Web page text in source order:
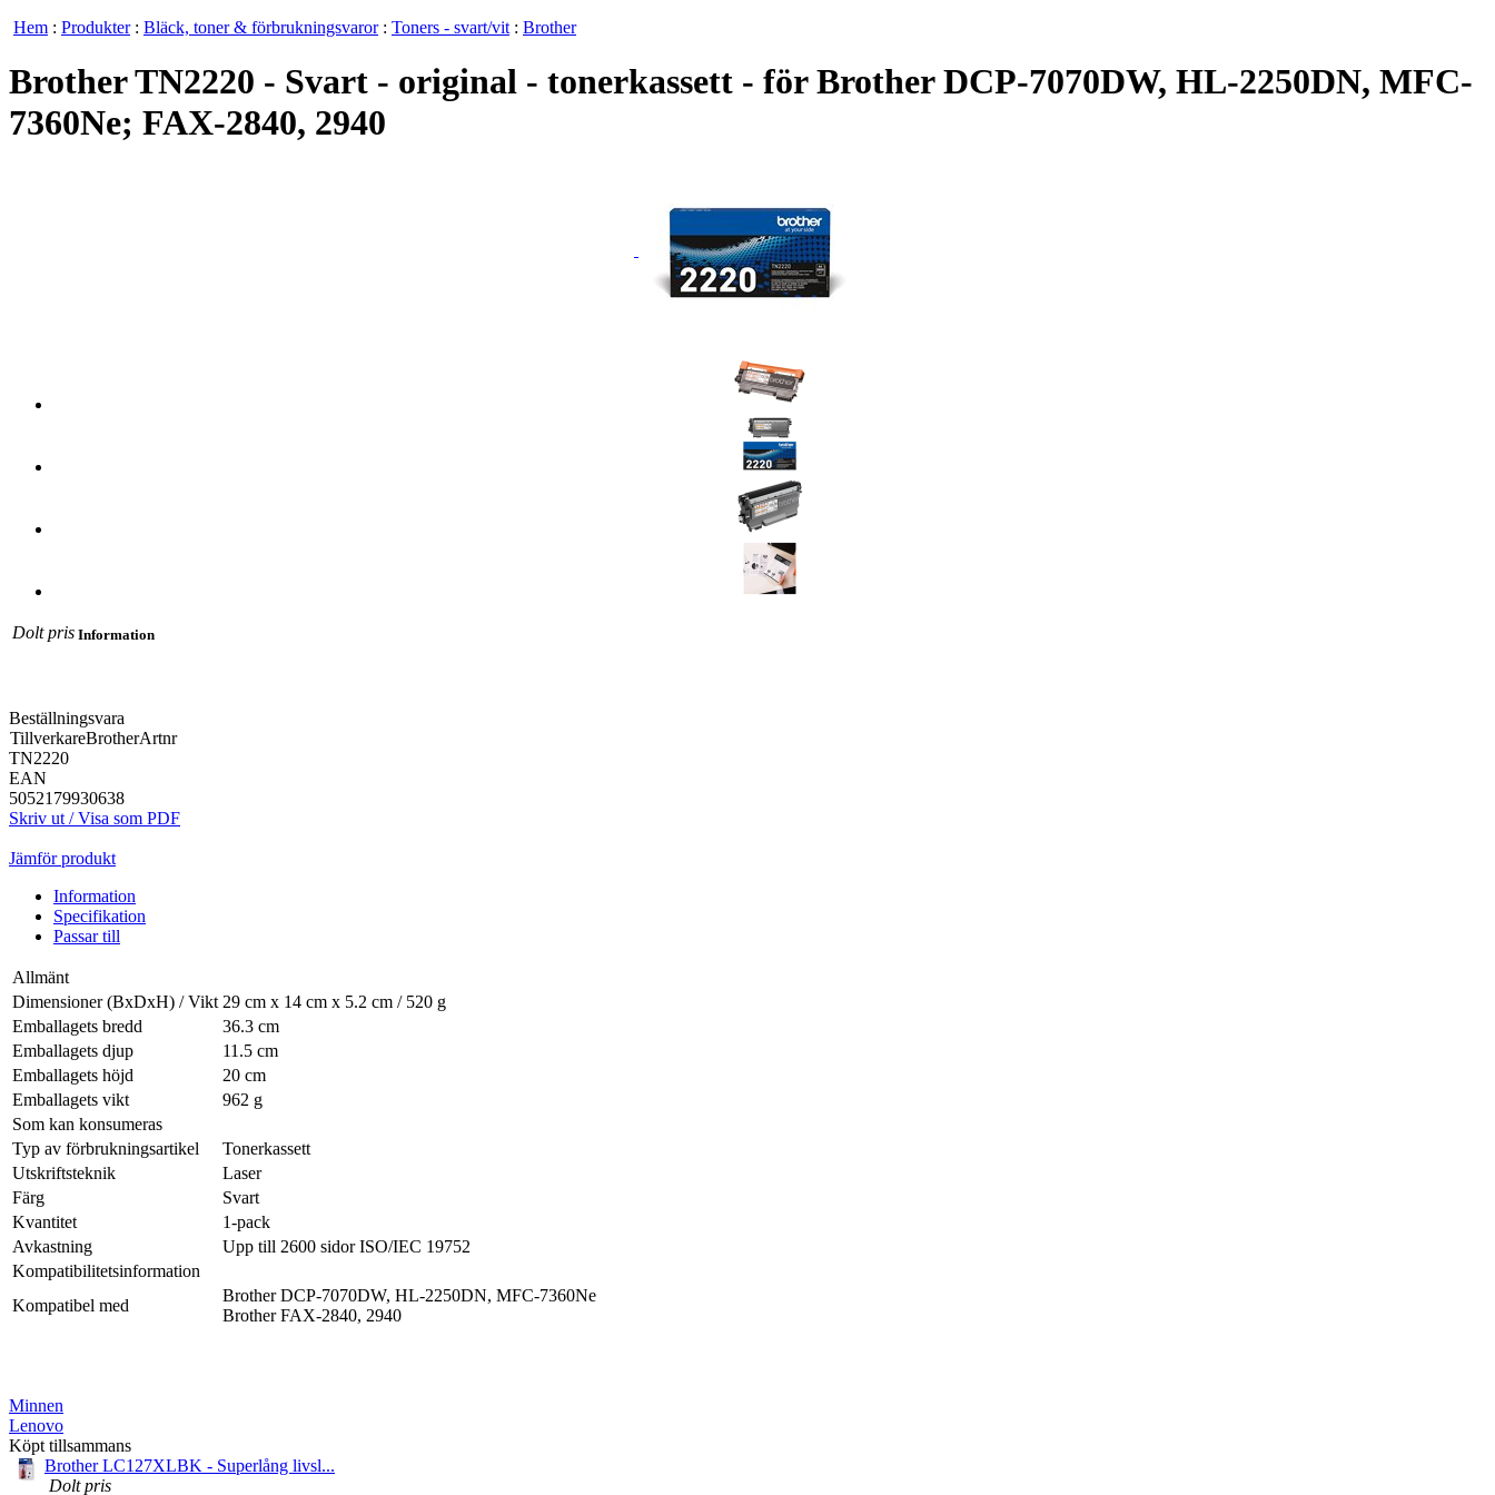
Hem : Produkter: Bläck, toner & förbrukningsvaror: Toners - svart/vit : Brother
Brother TN2220 - Svart - original - tonerkassett - för Brother DCP-7070DW, HL-2250DN, MFC-
7360Ne; FAX-2840, 2940
Dolt pris Information
Beställningsvara
TillverkareBrotherArtnr
TN2220
EAN
5052179930638
Skriv ut / Visa som PDF
Jämför produkt
Information
Specifikation
Passar till
Allmänt
Dimensioner (BxDxH) / Vikt 29 cm x 14 cm x 5.2 cm / 520 g
Emballagets bredd
36.3 cm
Emballagets djup
11.5 cm
Emballagets höjd
20 cm
Emballagets vikt
962 g
Som kan konsumeras
Typ av förbrukningsartikel
Tonerkassett
Utskriftsteknik
Laser
Färg
Svart
Kvantitet
1-pack
Avkastning
Upp till 2600 sidor ISO/IEC 19752
Kompatibilitetsinformation
Kompatibel med
Brother DCP-7070DW, HL-2250DN, MFC-7360Ne
Brother FAX-2840, 2940
Minnen
Lenovo
Köpt tillsammans
Brother LC127XLBK - Superlång livsl...
Dolt pris